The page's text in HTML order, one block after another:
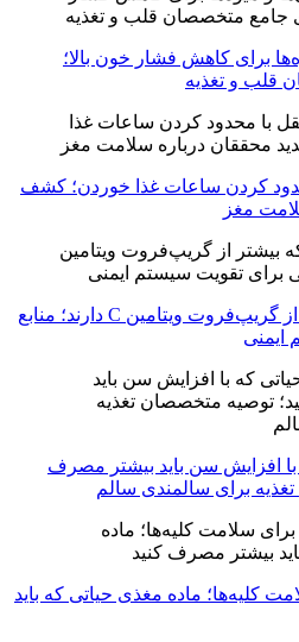
برای کاهش فشار خون بالا؛
قلب و تغذیه
کردن ساعات غذا خوردن؛ کشف
مغز
۷ ماده غذایی که بیشتر از گریپ‌فروت ویتامین C دارند؛ منابع
ایمنی
با افزایش سن باید بیشتر مصرف
برای سالمندی سالم
کلیه‌ها؛ ماده مغذی حیاتی که باید